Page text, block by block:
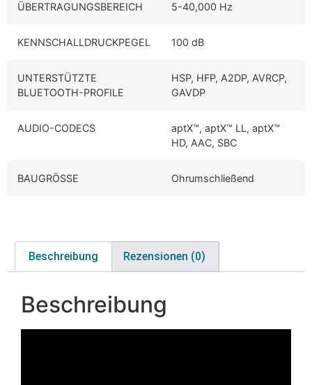
ÜBERTRAGUNGSBEREICH 5-40,000 Hz
KENNSCHALLDRUCKPEGEL 100 dB
UNTERSTÜTZTE
BLUETOOTH-PROFILE
HSP, HFP, A2DP, AVRCP,
GAVDP
AUDIO-CODECS
aptX™, aptX™ LL, aptX™
HD, AAC, SBC
BAUGRÖSSE Ohrumschließend
Beschreibung Rezensionen (0)
Beschreibung